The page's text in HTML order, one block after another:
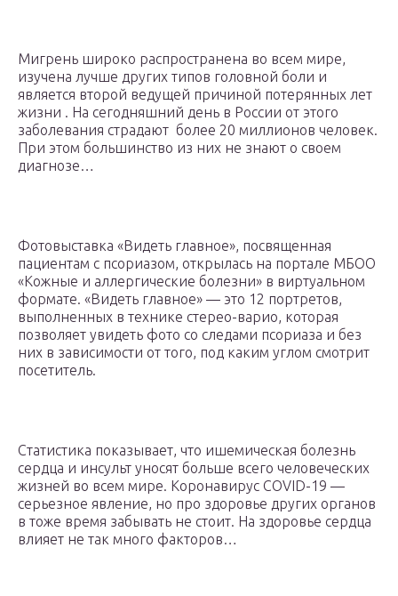
Мигрень широко распространена во всем мире,
изучена лучше других типов головной боли и
является второй ведущей причиной потерянных лет
жизни . На сегодняшний день в России от этого
заболевания страдают более 20 миллионов человек.
При этом большинство из них не знают о своем
диагнозе…
Фотовыставка «Видеть главное», посвященная
пациентам с псориазом, открылась на портале МБОО
«Кожные и аллергические болезни» в виртуальном
формате. «Видеть главное» — это 12 портретов,
выполненных в технике стерео-варио, которая
позволяет увидеть фото со следами псориаза и без
них в зависимости от того, под каким углом смотрит
посетитель.
Статистика показывает, что ишемическая болезнь
сердца и инсульт уносят больше всего человеческих
жизней во всем мире. Коронавирус COVID-19 —
серьезное явление, но про здоровье других органов
в тоже время забывать не стоит. На здоровье сердца
влияет не так много факторов…